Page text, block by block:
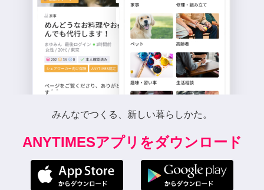
みんなでつくる、新しい暮らしかた。
ANYTIMESアプリをダウンロード